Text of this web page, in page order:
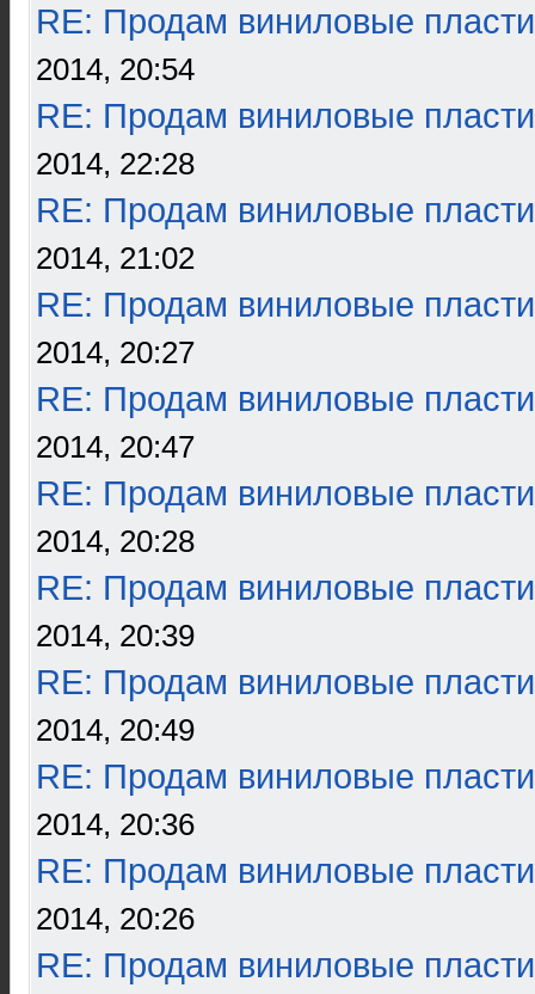
RE: Продам виниловые
2014, 20:54
RE: Продам виниловые
2014, 22:28
RE: Продам виниловые
2014, 21:02
RE: Продам виниловые
2014, 20:27
RE: Продам виниловые
2014, 20:47
RE: Продам виниловые
2014, 20:28
RE: Продам виниловые
2014, 20:39
RE: Продам виниловые
2014, 20:49
RE: Продам виниловые
2014, 20:36
RE: Продам виниловые
2014, 20:26
RE: Продам виниловые